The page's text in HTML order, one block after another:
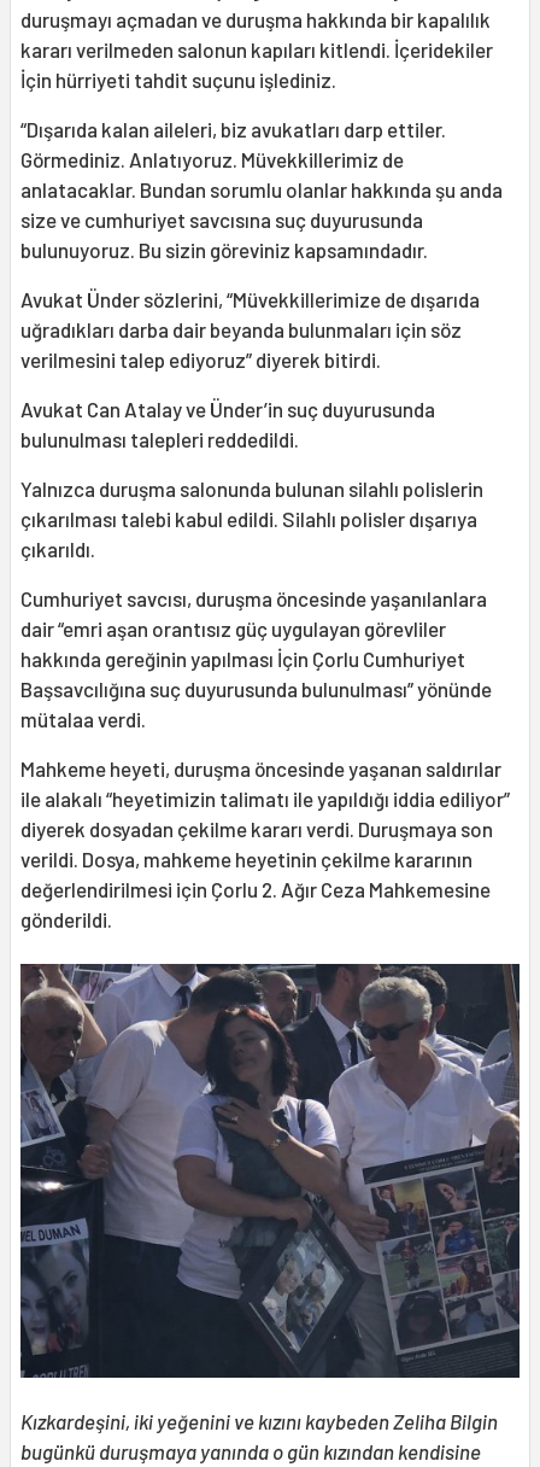
duruşmayı açmadan ve duruşma hakkında bir kapalılık
kararı verilmeden salonun kapıları kitlendi. İçeridekiler
İçin hürriyeti tahdit suçunu işlediniz.
“Dışarıda kalan aileleri, biz avukatları darp ettiler.
Görmediniz. Anlatıyoruz. Müvekkillerimiz de
anlatacaklar. Bundan sorumlu olanlar hakkında şu anda
size ve cumhuriyet savcısına suç duyurusunda
bulunuyoruz. Bu sizin göreviniz kapsamındadır.
Avukat Ünder sözlerini, “Müvekkillerimize de dışarıda
uğradıkları darba dair beyanda bulunmaları için söz
verilmesini talep ediyoruz” diyerek bitirdi.
Avukat Can Atalay ve Ünder’in suç duyurusunda
bulunulması talepleri reddedildi.
Yalnızca duruşma salonunda bulunan silahlı polislerin
çıkarılması talebi kabul edildi. Silahlı polisler dışarıya
çıkarıldı.
Cumhuriyet savcısı, duruşma öncesinde yaşanılanlara
dair “emri aşan orantısız güç uygulayan görevliler
hakkında gereğinin yapılması İçin Çorlu Cumhuriyet
Başsavcılığına suç duyurusunda bulunulması” yönünde
mütalaa verdi.
Mahkeme heyeti, duruşma öncesinde yaşanan saldırılar
ile alakalı “heyetimizin talimatı ile yapıldığı iddia ediliyor”
diyerek dosyadan çekilme kararı verdi. Duruşmaya son
verildi. Dosya, mahkeme heyetinin çekilme kararının
değerlendirilmesi için Çorlu 2. Ağır Ceza Mahkemesine
gönderildi.
Kızkardeşini, iki yeğenini ve kızını kaybeden Zeliha Bilgin
bugünkü duruşmaya yanında o gün kızından kendisine